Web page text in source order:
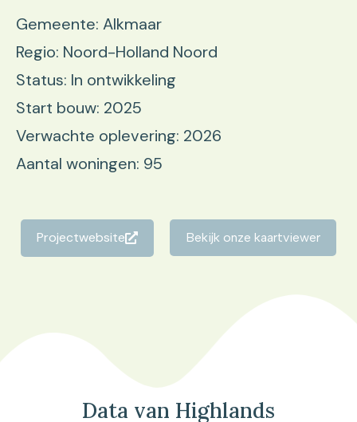
Gemeente: Alkmaar
Regio: Noord-Holland Noord
Status: In ontwikkeling
Start bouw: 2025
Verwachte oplevering: 2026
Aantal woningen: 95
Projectwebsite Bekijk onze kaartviewer
Data van Highlands